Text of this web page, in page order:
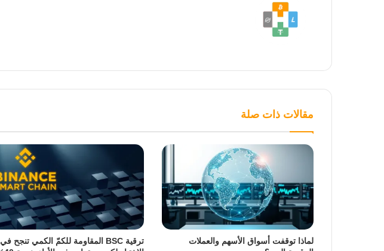
مقالات ذات صلة
لماذا توقفت أسواق الأسهم والعملات
ترقية BSC المقاومة للكمّ الكمي تنجح في